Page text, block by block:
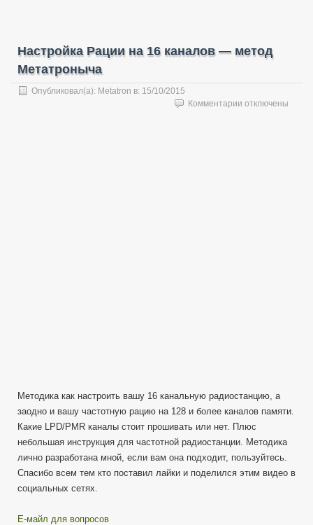
Настройка Рации на 16 каналов — метод
Метатроныча
Опубликовал(а): Metatron в: 15/10/2015
Комментарии котключены
Методика как настроить вашу 16 канальную радиостанцию, а
заодно и вашу частотную рацию на 128 и более каналов памяти.
Какие LPD/PMR каналы стоит прошивать или нет. Плюс
небольшая инструкция для частотной радиостанции. Методика
лично разработана мной, если вам она подходит, пользуйтесь.
Спасибо всем тем кто поставил лайки и поделился этим видео в
социальных сетях.
Е-майл для вопросов